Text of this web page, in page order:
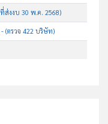
ส่งงบ 30 พ.ค. 2568)
- (ตรวจ 422 บริษัท)